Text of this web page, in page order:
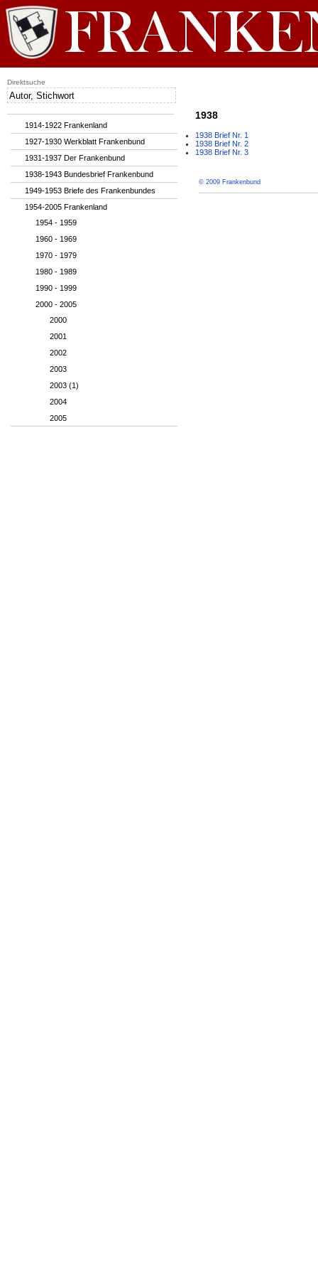
1938
1938 Brief Nr. 1
1938 Brief Nr. 2
1938 Brief Nr. 3
© 2009 Frankenbund
1914-1922 Frankenland
1927-1930 Werkblatt Frankenbund
1931-1937 Der Frankenbund
1938-1943 Bundesbrief Frankenbund
1949-1953 Briefe des Frankenbundes
1954-2005 Frankenland
1954 - 1959
1960 - 1969
1970 - 1979
1980 - 1989
1990 - 1999
2000 - 2005
2000
2001
2002
2003
2003 (1)
2004
2005
Direktsuche